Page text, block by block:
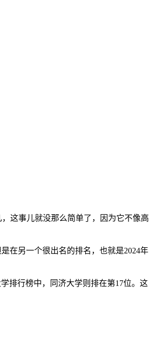
这事儿就没那么简单了，因为它不像高
在另一个很出名的排名，也就是2024年
排行榜中，同济大学则排在第17位。这